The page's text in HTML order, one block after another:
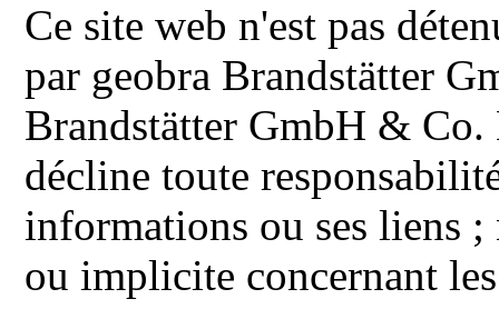
Ce site web n'est pas
par geobra Brandstätter
Brandstätter GmbH & Co.
décline toute
informations ou ses liens ;
ou implicite concernant